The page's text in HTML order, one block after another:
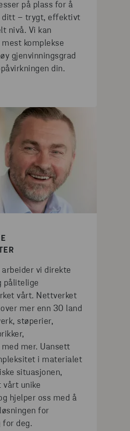
på plass for å
ditt – trygt, effektivt
nivå. Vi kan
komplekse
gjenvinningsgrad
din.
arbeider vi direkte
pålitelige
vårt. Nettverket
mer enn 30 land
støperier,
mer. Uansett
i materialet
situasjonen,
vårt unike
hjelper oss med å
for
for deg.